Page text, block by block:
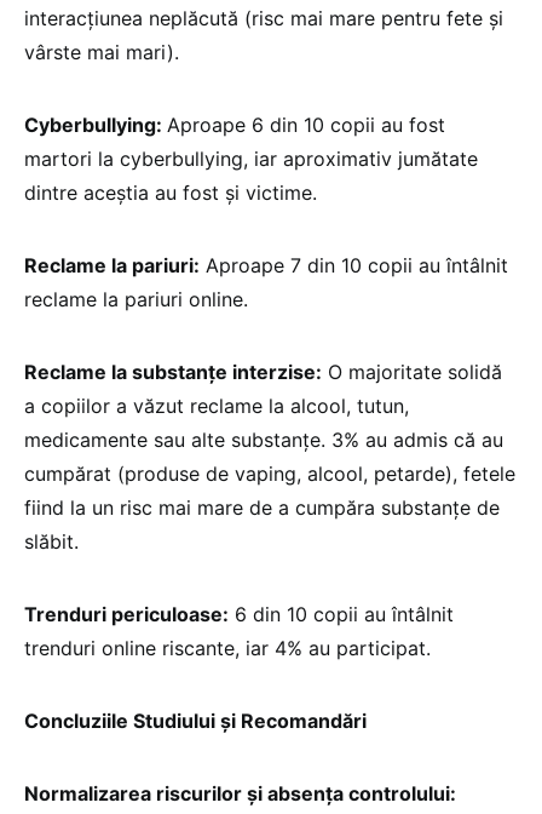
interacțiunea neplăcută (risc mai mare pentru fete și
vârste mai mari).
Cyberbullying: Aproape 6 din 10 copii au fost
martori la cyberbullying, iar aproximativ jumătate
dintre aceștia au fost și victime.
Reclame la pariuri: Aproape 7 din 10 copii au întâlnit
reclame la pariuri online.
Reclame la substanțe interzise: O majoritate solidă
a copiilor a văzut reclame la alcool, tutun,
medicamente sau alte substanțe. 3% au admis că au
cumpărat (produse de vaping, alcool, petarde), fetele
fiind la un risc mai mare de a cumpăra substanțe de
slăbit.
Trenduri periculoase: 6 din 10 copii au întâlnit
trenduri online riscante, iar 4% au participat.
Concluziile Studiului și Recomandări
Normalizarea riscurilor și absența controlului: